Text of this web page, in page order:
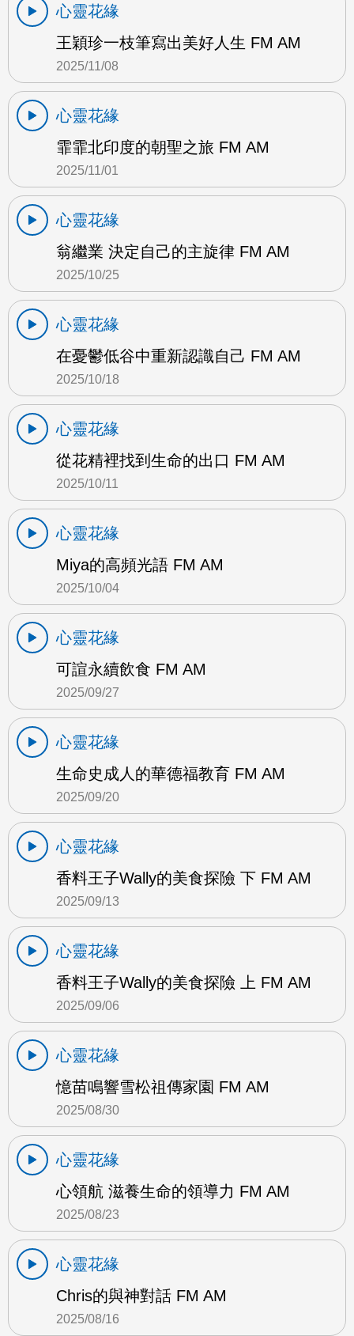
心靈花緣
王穎珍一枝筆寫出美好人生 FM AM
2025/11/08
心靈花緣
霏霏北印度的朝聖之旅 FM AM
2025/11/01
心靈花緣
翁繼業 決定自己的主旋律 FM AM
2025/10/25
心靈花緣
在憂鬱低谷中重新認識自己 FM AM
2025/10/18
心靈花緣
從花精裡找到生命的出口 FM AM
2025/10/11
心靈花緣
Miya的高頻光語 FM AM
2025/10/04
心靈花緣
可諠永續飲食 FM AM
2025/09/27
心靈花緣
生命史成人的華德福教育 FM AM
2025/09/20
心靈花緣
香料王子Wally的美食探險 下 FM AM
2025/09/13
心靈花緣
香料王子Wally的美食探險 上 FM AM
2025/09/06
心靈花緣
憶苗鳴響雪松祖傳家園 FM AM
2025/08/30
心靈花緣
心領航 滋養生命的領導力 FM AM
2025/08/23
心靈花緣
Chris的與神對話 FM AM
2025/08/16